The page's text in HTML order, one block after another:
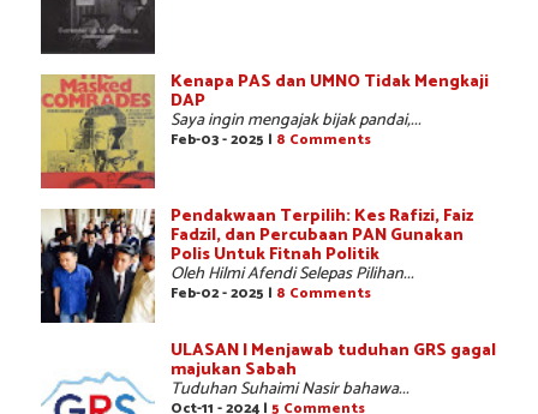
Kenapa PAS dan UMNO Tidak Mengkaji
DAP
Saya ingin mengajak bijak pandai,...
Feb-03 - 2025 | 8 Comments
Pendakwaan Terpilih: Kes Rafizi, Faiz
Fadzil, dan Percubaan PAN Gunakan
Polis Untuk Fitnah Politik
Oleh Hilmi Afendi Selepas Pilihan...
Feb-02 - 2025 | 8 Comments
ULASAN | Menjawab tuduhan GRS gagal
majukan Sabah
Tuduhan Suhaimi Nasir bahawa...
Oct-11 - 2024 | 5 Comments